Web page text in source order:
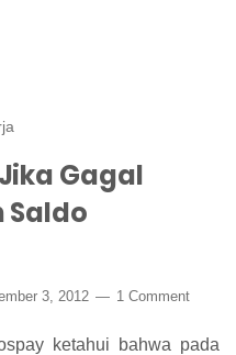
Gagal
Saldo
3, 2012 1 Comment
ketahui bahwa pada